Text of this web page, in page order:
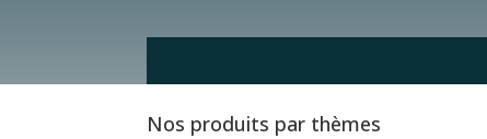
Nos produits par thèmes